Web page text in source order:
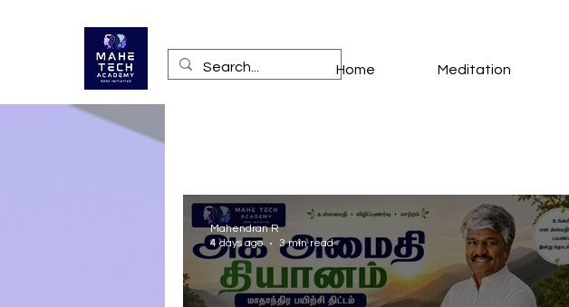
Home Meditation
Mahendran R
4 days ago
3 min read